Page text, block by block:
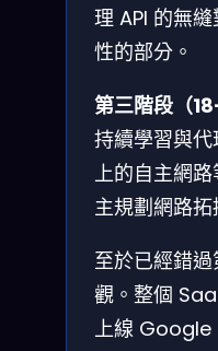
理 API 的無
性的部分。
第三階段（
持續學習與
上的自主網
主規劃網路
至於已經錯
觀。整個
上線